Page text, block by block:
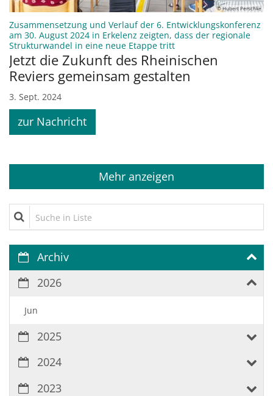
© Hubert Perschke
Zusammensetzung und Verlauf der 6. Entwicklungskonferenz
am 30. August 2024 in Erkelenz zeigten, dass der regionale
Strukturwandel in eine neue Etappe tritt:
Jetzt die Zukunft des Rheinischen
Reviers gemeinsam gestalten
3. Sept. 2024
zur Nachricht
Mehr anzeigen
Suche in Liste
Archiv
2026
Jun
2025
2024
2023